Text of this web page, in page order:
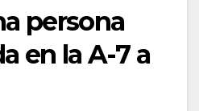
persona
en la A-7 a